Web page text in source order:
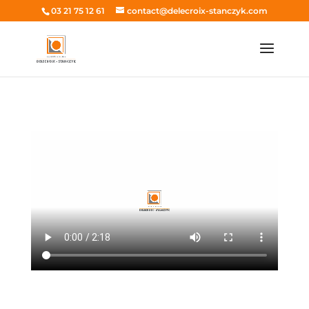
03 21 75 12 61 contact@delecroix-stanczyk.com